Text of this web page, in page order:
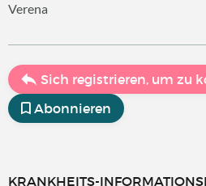
Verena
Sich registrieren, um zu
Abonnieren
KRANKHEITS-